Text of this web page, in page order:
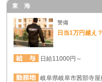
東 海
警備
日当1万円越え
日給11000円～
岐阜県岐阜市茜部寺屋